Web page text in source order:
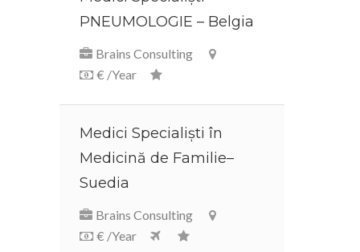
PNEUMOLOGIE – Belgia
Brains Consulting
€ /Year
Medici Specialiști în
Medicină de Familie–
Suedia
Brains Consulting
€ /Year